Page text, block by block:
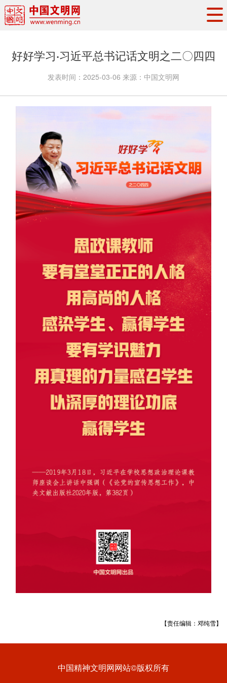
权威发布
资讯联播
地方交流
文明培育
文明实践
文明创建
文明之光
文明影音 文明矩阵
好好学习·习近平总书记话文明之二〇四四
发表时间： 2025-03-06 来源： 中国文明网
【责任编辑：邓纯雪】
中国精神文明网网站©版权所有